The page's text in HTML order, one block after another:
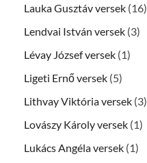
Lauka Gusztáv versek (16)
Lendvai István versek (3)
Lévay József versek (1)
Ligeti Ernő versek (5)
Lithvay Viktória versek (3)
Lovászy Károly versek (1)
Lukács Angéla versek (1)